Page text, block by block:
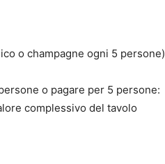
o champagne ogni 5 persone)
o pagare per 5 persone:
complessivo del tavolo